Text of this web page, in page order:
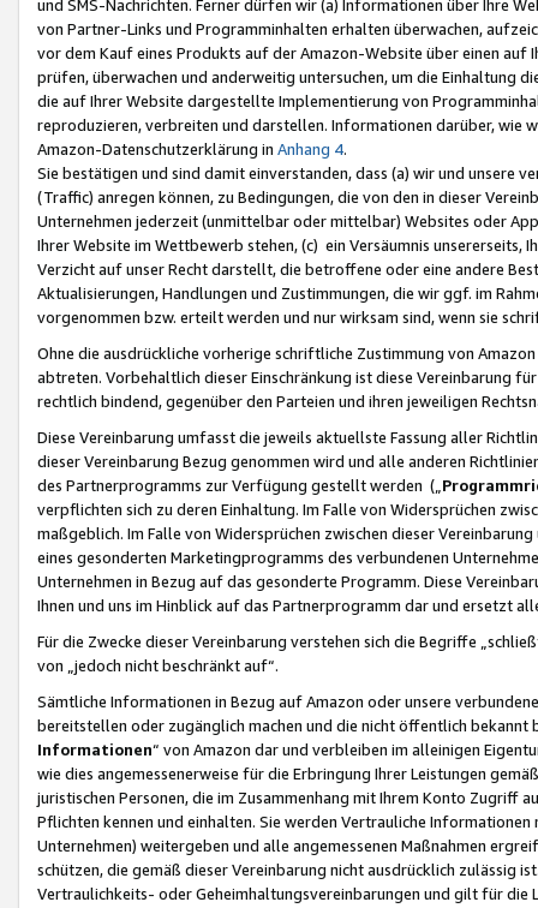
und SMS-Nachrichten. Ferner dürfen wir (a) Informationen über Ihre
von Partner-Links und Programminhalten erhalten überwachen,
vor dem Kauf eines Produkts auf der Amazon-Website über einen
prüfen, überwachen und anderweitig untersuchen, um die Einhaltung
die auf Ihrer Website dargestellte Implementierung von
reproduzieren, verbreiten und darstellen. Informationen darüber, wie
Amazon-Datenschutzerklärung in Anhang 4.
Sie bestätigen und sind damit einverstanden, dass (a) wir und
(Traffic) anregen können, zu Bedingungen, die von den in dieser
Unternehmen jederzeit (unmittelbar oder mittelbar) Websites oder
Ihrer Website im Wettbewerb stehen, (c) ein Versäumnis unsererseits,
Verzicht auf unser Recht darstellt, die betroffene oder eine andere
Aktualisierungen, Handlungen und Zustimmungen, die wir ggf. im
vorgenommen bzw. erteilt werden und nur wirksam sind, wenn sie
Ohne die ausdrückliche vorherige schriftliche Zustimmung von
abtreten. Vorbehaltlich dieser Einschränkung ist diese Vereinbarung
rechtlich bindend, gegenüber den Parteien und ihren jeweiligen
Diese Vereinbarung umfasst die jeweils aktuellste Fassung aller
dieser Vereinbarung Bezug genommen wird und alle anderen
des Partnerprogramms zur Verfügung gestellt werden („
verpflichten sich zu deren Einhaltung. Im Falle von Widersprüchen
maßgeblich. Im Falle von Widersprüchen zwischen dieser
eines gesonderten Marketingprogramms des verbundenen
Unternehmen in Bezug auf das gesonderte Programm. Diese
Ihnen und uns im Hinblick auf das Partnerprogramm dar und ersetzt
Für die Zwecke dieser Vereinbarung verstehen sich die Begriffe
von „jedoch nicht beschränkt auf“.
Sämtliche Informationen in Bezug auf Amazon oder unsere
bereitstellen oder zugänglich machen und die nicht öffentlich
Informationen“ von Amazon dar und verbleiben im alleinigen
wie dies angemessenerweise für die Erbringung Ihrer Leistungen
juristischen Personen, die im Zusammenhang mit Ihrem Konto
Pflichten kennen und einhalten. Sie werden Vertrauliche
Unternehmen) weitergeben und alle angemessenen Maßnahmen
schützen, die gemäß dieser Vereinbarung nicht ausdrücklich zulässig
Vertraulichkeits- oder Geheimhaltungsvereinbarungen und gilt für die